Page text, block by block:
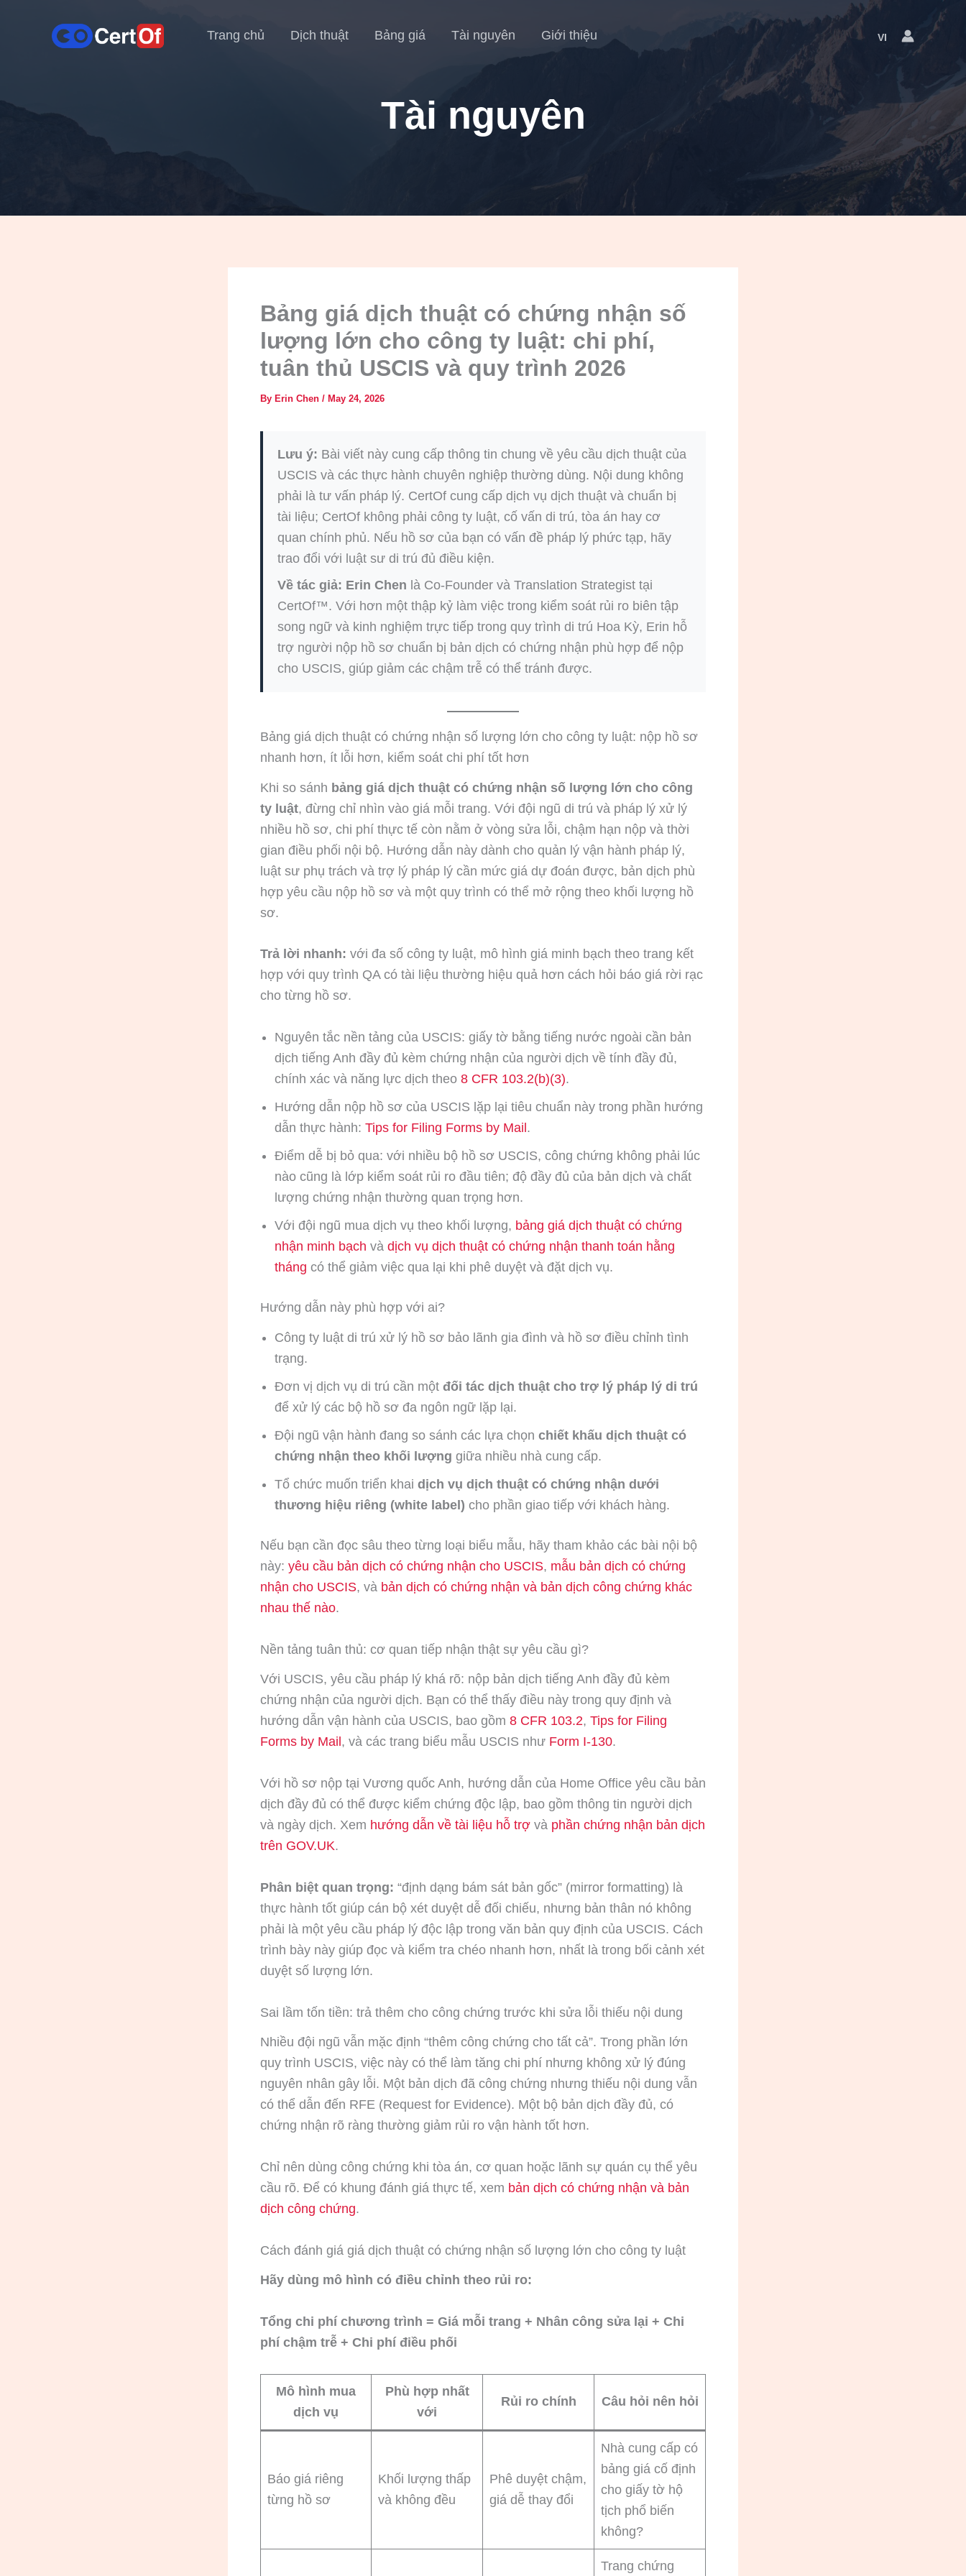
Trang chủ Dịch thuật Bảng giá Tài nguyên Giới thiệu VILanguage
Switcher
Tài nguyên
Bảng giá dịch thuật có chứng nhận số
lượng lớn cho công ty luật: chi phí,
tuân thủ USCIS và quy trình 2026
By Erin Chen / May 24, 2026
Lưu ý: Bài viết này cung cấp thông tin chung về yêu cầu dịch thuật của
USCIS và các thực hành chuyên nghiệp thường dùng. Nội dung không
phải là tư vấn pháp lý. CertOf cung cấp dịch vụ dịch thuật và chuẩn bị
tài liệu; CertOf không phải công ty luật, cố vấn di trú, tòa án hay cơ
quan chính phủ. Nếu hồ sơ của bạn có vấn đề pháp lý phức tạp, hãy
trao đổi với luật sư di trú đủ điều kiện.
Về tác giả: Erin Chen là Co-Founder và Translation Strategist tại
CertOf™. Với hơn một thập kỷ làm việc trong kiểm soát rủi ro biên tập
song ngữ và kinh nghiệm trực tiếp trong quy trình di trú Hoa Kỳ, Erin hỗ
trợ người nộp hồ sơ chuẩn bị bản dịch có chứng nhận phù hợp để nộp
cho USCIS, giúp giảm các chậm trễ có thể tránh được.
Bảng giá dịch thuật có chứng nhận số lượng lớn cho công ty luật: nộp hồ sơ
nhanh hơn, ít lỗi hơn, kiểm soát chi phí tốt hơn
Khi so sánh bảng giá dịch thuật có chứng nhận số lượng lớn cho công
ty luật, đừng chỉ nhìn vào giá mỗi trang. Với đội ngũ di trú và pháp lý xử lý
nhiều hồ sơ, chi phí thực tế còn nằm ở vòng sửa lỗi, chậm hạn nộp và thời
gian điều phối nội bộ. Hướng dẫn này dành cho quản lý vận hành pháp lý,
luật sư phụ trách và trợ lý pháp lý cần mức giá dự đoán được, bản dịch phù
hợp yêu cầu nộp hồ sơ và một quy trình có thể mở rộng theo khối lượng hồ
sơ.
Trả lời nhanh: với đa số công ty luật, mô hình giá minh bạch theo trang kết
hợp với quy trình QA có tài liệu thường hiệu quả hơn cách hỏi báo giá rời rạc
cho từng hồ sơ.
Nguyên tắc nền tảng của USCIS: giấy tờ bằng tiếng nước ngoài cần bản
dịch tiếng Anh đầy đủ kèm chứng nhận của người dịch về tính đầy đủ,
chính xác và năng lực dịch theo 8 CFR 103.2(b)(3).
Hướng dẫn nộp hồ sơ của USCIS lặp lại tiêu chuẩn này trong phần hướng
dẫn thực hành: Tips for Filing Forms by Mail .
Điểm dễ bị bỏ qua: với nhiều bộ hồ sơ USCIS, công chứng không phải lúc
nào cũng là lớp kiểm soát rủi ro đầu tiên; độ đầy đủ của bản dịch và chất
lượng chứng nhận thường quan trọng hơn.
Với đội ngũ mua dịch vụ theo khối lượng, bảng giá dịch thuật có chứng
nhận minh bạch và dịch vụ dịch thuật có chứng nhận thanh toán hằng
tháng có thể giảm việc qua lại khi phê duyệt và đặt dịch vụ.
Hướng dẫn này phù hợp với ai?
Công ty luật di trú xử lý hồ sơ bảo lãnh gia đình và hồ sơ điều chỉnh tình
trạng.
Đơn vị dịch vụ di trú cần một đối tác dịch thuật cho trợ lý pháp lý di trú
để xử lý các bộ hồ sơ đa ngôn ngữ lặp lại.
Đội ngũ vận hành đang so sánh các lựa chọn chiết khấu dịch thuật có
chứng nhận theo khối lượng giữa nhiều nhà cung cấp.
Tổ chức muốn triển khai dịch vụ dịch thuật có chứng nhận dưới
thương hiệu riêng (white label) cho phần giao tiếp với khách hàng.
Nếu bạn cần đọc sâu theo từng loại biểu mẫu, hãy tham khảo các bài nội bộ
này: yêu cầu bản dịch có chứng nhận cho USCIS, mẫu bản dịch có chứng
nhận cho USCIS, và bản dịch có chứng nhận và bản dịch công chứng khác
nhau thế nào.
Nền tảng tuân thủ: cơ quan tiếp nhận thật sự yêu cầu gì?
Với USCIS, yêu cầu pháp lý khá rõ: nộp bản dịch tiếng Anh đầy đủ kèm
chứng nhận của người dịch. Bạn có thể thấy điều này trong quy định và
hướng dẫn vận hành của USCIS, bao gồm 8 CFR 103.2, Tips for Filing
Forms by Mail , và các trang biểu mẫu USCIS như Form I-130.
Với hồ sơ nộp tại Vương quốc Anh, hướng dẫn của Home Office yêu cầu bản
dịch đầy đủ có thể được kiểm chứng độc lập, bao gồm thông tin người dịch
và ngày dịch. Xem hướng dẫn về tài liệu hỗ trợ và phần chứng nhận bản dịch
trên GOV.UK.
Phân biệt quan trọng: “định dạng bám sát bản gốc” (mirror formatting) là
thực hành tốt giúp cán bộ xét duyệt dễ đối chiếu, nhưng bản thân nó không
phải là một yêu cầu pháp lý độc lập trong văn bản quy định của USCIS. Cách
trình bày này giúp đọc và kiểm tra chéo nhanh hơn, nhất là trong bối cảnh xét
duyệt số lượng lớn.
Sai lầm tốn tiền: trả thêm cho công chứng trước khi sửa lỗi thiếu nội dung
Nhiều đội ngũ vẫn mặc định “thêm công chứng cho tất cả”. Trong phần lớn
quy trình USCIS, việc này có thể làm tăng chi phí nhưng không xử lý đúng
nguyên nhân gây lỗi. Một bản dịch đã công chứng nhưng thiếu nội dung vẫn
có thể dẫn đến RFE (Request for Evidence). Một bộ bản dịch đầy đủ, có
chứng nhận rõ ràng thường giảm rủi ro vận hành tốt hơn.
Chỉ nên dùng công chứng khi tòa án, cơ quan hoặc lãnh sự quán cụ thể yêu
cầu rõ. Để có khung đánh giá thực tế, xem bản dịch có chứng nhận và bản
dịch công chứng.
Cách đánh giá giá dịch thuật có chứng nhận số lượng lớn cho công ty luật
Hãy dùng mô hình có điều chỉnh theo rủi ro:
Tổng chi phí chương trình = Giá mỗi trang + Nhân công sửa lại + Chi
phí chậm trễ + Chi phí điều phối
Mô hình mua
dịch vụ
Phù hợp nhất
với
Rủi ro chính Câu hỏi nên hỏi
Báo giá riêng
từng hồ sơ
Khối lượng thấp
và không đều
Phê duyệt chậm,
giá dễ thay đổi
Nhà cung cấp có
bảng giá cố định
cho giấy tờ hộ
tịch phổ biến
không?
Trang chứng